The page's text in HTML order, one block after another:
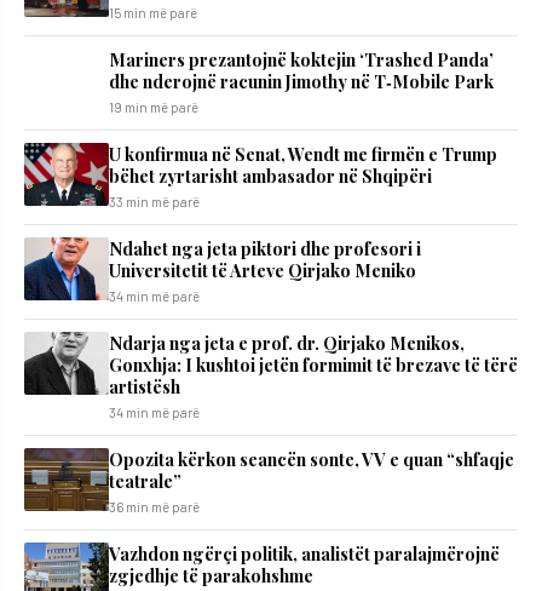
15 min më parë
Mariners prezantojnë koktejin ‘Trashed Panda’
dhe nderojnë racunin Jimothy në T‑Mobile Park
19 min më parë
U konfirmua në Senat, Wendt me firmën e Trump
bëhet zyrtarisht ambasador në Shqipëri
33 min më parë
Ndahet nga jeta piktori dhe profesori i
Universitetit të Arteve Qirjako Meniko
34 min më parë
Ndarja nga jeta e prof. dr. Qirjako Menikos,
Gonxhja: I kushtoi jetën formimit të brezave të tërë
artistësh
34 min më parë
Opozita kërkon seancën sonte, VV e quan “shfaqje
teatrale”
36 min më parë
Vazhdon ngërçi politik, analistët paralajmërojnë
zgjedhje të parakohshme